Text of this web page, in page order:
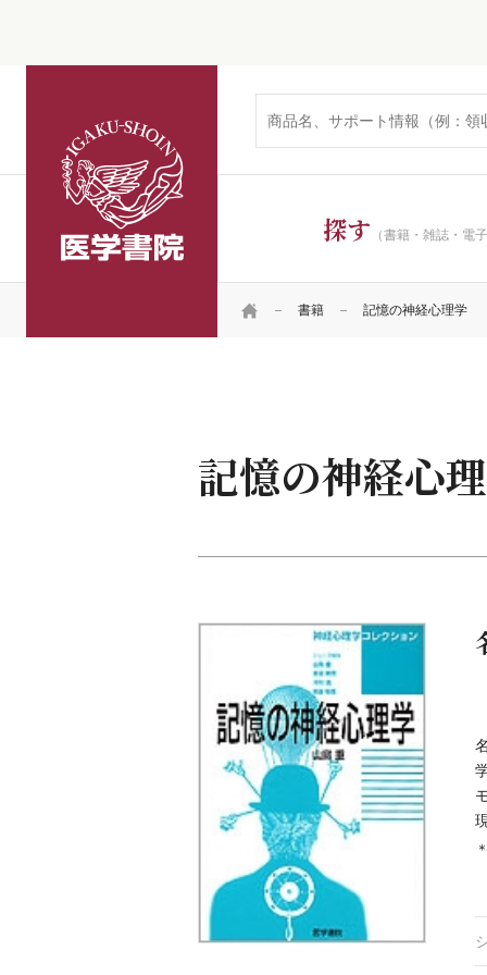
探す （書籍・雑誌・電
HOME 書籍 記憶の神経心理学
記憶の神経心